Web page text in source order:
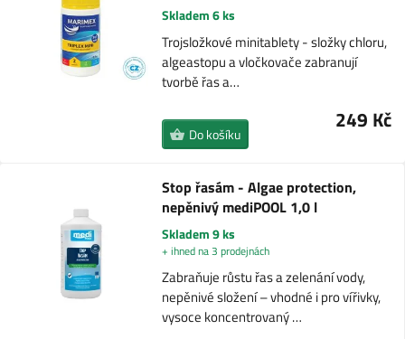
Skladem 6 ks
Trojsložkové minitablety - složky chloru,
algeastopu a vločkovače zabranují
tvorbě řas a…
249 Kč
Do košíku
Stop řasám - Algae protection,
nepěnivý mediPOOL 1,0 l
Skladem 9 ks
+ ihned na 3 prodejnách
Zabraňuje růstu řas a zelenání vody,
nepěnivé složení – vhodné i pro vířivky,
vysoce koncentrovaný …